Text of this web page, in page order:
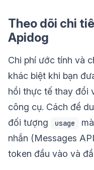
Theo dõi chi
Apidog
Chi phí ước tính và
khác biệt khi bạn
hồi thực tế thay đổi
công cụ. Cách để
đối tượng
usage
nhắn (Messages
token đầu vào và